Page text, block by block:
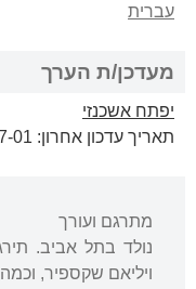
עברית
מעדכן/ת הערך
יפתח אשכנזי
תאריך עדכון אחרון: 2019-07-01 00:00:00
מתרגם ועורך
נולד בתל אביב.
ויליאם שקספיר,